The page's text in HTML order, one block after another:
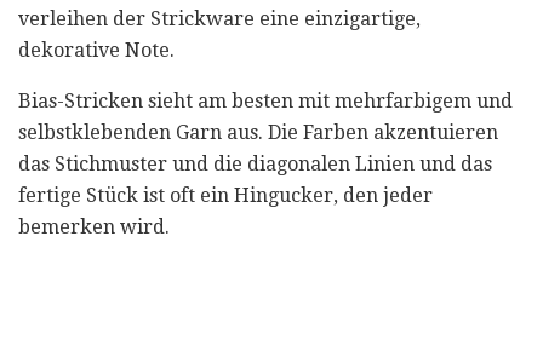
verleihen der Strickware eine einzigartige,
dekorative Note.
Bias-Stricken sieht am besten mit mehrfarbigem und
selbstklebenden Garn aus. Die Farben akzentuieren
das Stichmuster und die diagonalen Linien und das
fertige Stück ist oft ein Hingucker, den jeder
bemerken wird.